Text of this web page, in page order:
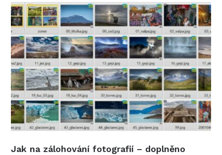
Jak na zálohování fotografií – doplněno